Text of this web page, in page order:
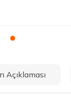
Açıklaması